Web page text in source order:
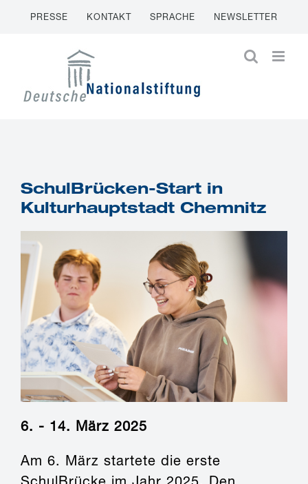
PRESSE KONTAKT SPRACHE NEWSLETTER
SchulBrücken-Start in
Kulturhauptstadt Chemnitz
6. - 14. März 2025
Am 6. März startete die erste